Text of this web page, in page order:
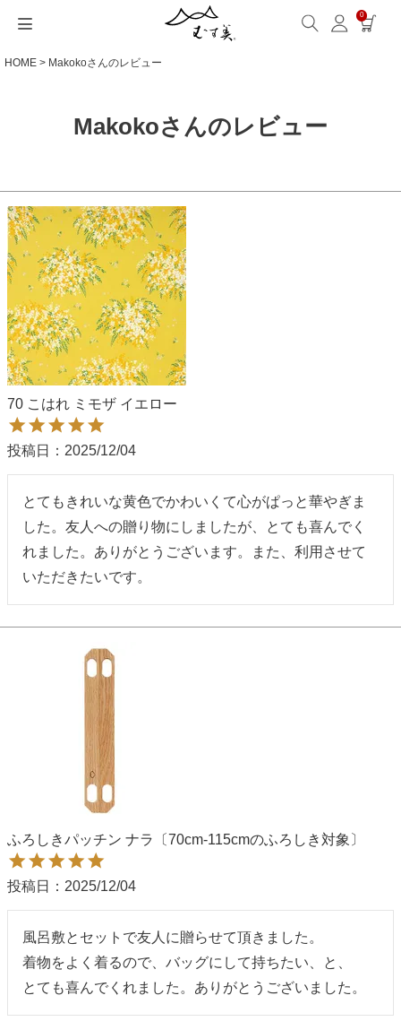
0
HOME Makokoさんのレビュー
Makokoさんのレビュー
70 こはれ ミモザ イエロー
投稿日 2025/12/04
とてもきれいな黄色でかわいくて心がぱっと華やぎま
した。友人への贈り物にしましたが、とても喜んでく
れました。ありがとうございます。また、利用させて
いただきたいです。
ふろしきパッチン ナラ〔70cm-115cmのふろしき対象〕
投稿日 2025/12/04
風呂敷とセットで友人に贈らせて頂きました。
着物をよく着るので、バッグにして持ちたい、と、
とても喜んでくれました。ありがとうございました。
サイズから選ぶ
Mサイズ(約68～70cm)
Lサイズ(約90～120cm)
XLサイズ(約130cm～)
ギフトシーンから選ぶ
婚礼・引出物
卒入学・就職祝い
弔事・法事
記念品
海外へのお土産
季節の贈り物
プチギフト
男性向けギフト
女性向けギフト
ギフトラッピング
シーンから選ぶ
お買い物
旅行
インテリア
ギフトラッピング
とっておきの日
素材から選ぶ
ポリエステル
リネン
ウール
レーヨン
正絹(絹100％)
シリーズ名から選ぶ
ミナ ペルホネン
ひめむすび(Adeline Klam)
kata kata
鈴木マサル
こはれ
竹久夢二
伊砂文様
ハレ包み
隅田川(浮世絵)
リバーシブル
ふろしき書籍
名入れ・ラッピング
紙箱・木箱
発送・お問い合わせ
よくあるご質問
お問い合わせ
包み方・お手入れ
ワークショップ案内
ブログ・特集
キャンペーン情報
読みもの(ブログ)
読みもの一覧
ストール巻き方
洋服カバー
ふろしきパッチン活用
特集
特集一覧
ECOバッグ 70cm
OUTDOOR
むす美とは